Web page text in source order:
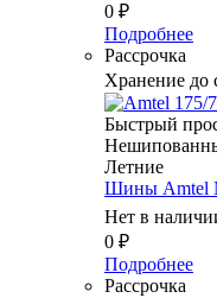
0 ₽
Подробнее
Рассрочка
Хранение до
Быстрый
Летние
Шины Amtel
Нет в
0 ₽
Подробнее
Рассрочка